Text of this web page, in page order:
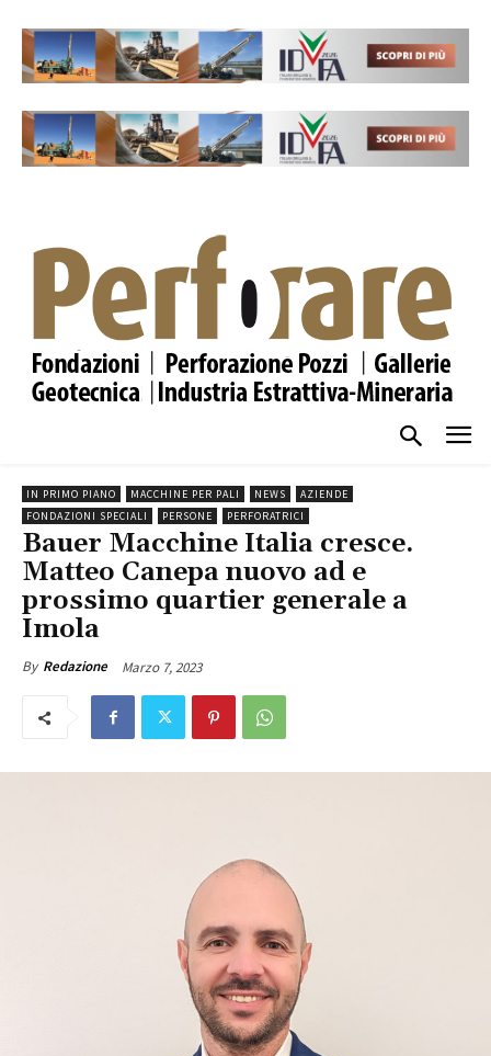
IN PRIMO PIANO MACCHINE PER PALI NEWS
AZIENDE
FONDAZIONI SPECIALI
PERSONE PERFORATRICI
Bauer Macchine Italia cresce.
Matteo Canepa nuovo ad e
prossimo quartier generale a
Imola
By Redazione Marzo 7, 2023